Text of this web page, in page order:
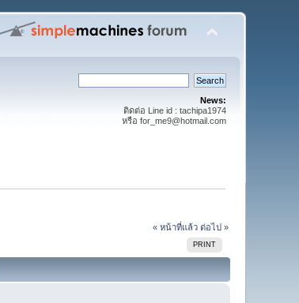
News:
ติดต่อ Line id : tachipa1974
หรือ for_me9@hotmail.com
« หน้าที่แล้ว ต่อไป »
PRINT